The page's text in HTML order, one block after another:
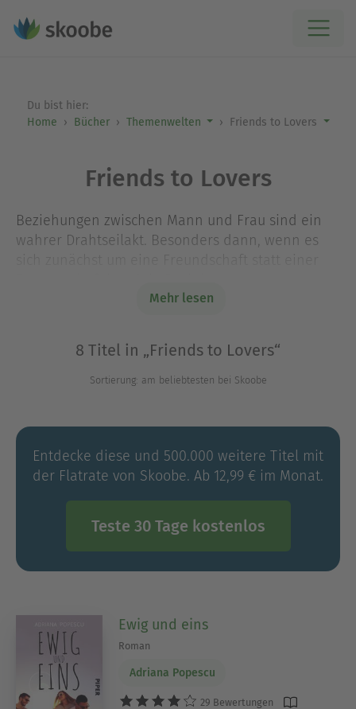
Du bist hier:
Home
Bücher Themenwelten Friends to Lovers
Friends to Lovers
Beziehungen zwischen Mann und Frau sind ein
wahrer Drahtseilakt. Besonders dann, wenn es
Freundschaft Liebe werden? Die Herzen der
für ihre Freund:innen auf jeden Fall schneller.
Entdecke jetzt die schönsten New-Adult-Bücher,
in denen es Zoom gemacht hat.
Mehr lesen
Ausblenden
8 Titel in „Friends to Lovers“
Sortierung: am beliebtesten bei Skoobe
Entdecke diese und 500.000 weitere Titel mit
der Flatrate von Skoobe. Ab 12,99 € im Monat.
Teste 30 Tage kostenlos
Ewig und eins
Roman
Adriana Popescu
29 Bewertungen